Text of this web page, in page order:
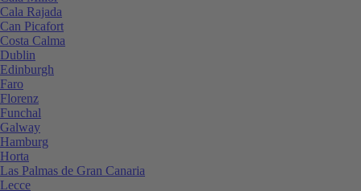
Cala Rajada
Can Picafort
Costa Calma
Dublin
Edinburgh
Faro
Florenz
Funchal
Galway
Hamburg
Horta
Las Palmas de Gran Canaria
Lecce